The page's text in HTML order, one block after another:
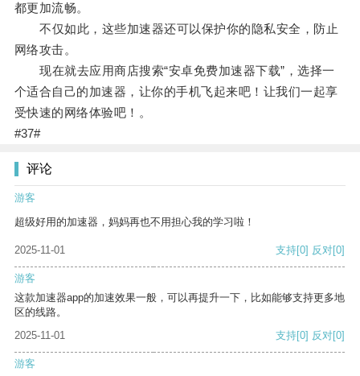
都更加流畅。
不仅如此，这些加速器还可以保护你的隐私安全，防止
网络攻击。
现在就去应用商店搜索“安卓免费加速器下载”，选择一
个适合自己的加速器，让你的手机飞起来吧！让我们一起享
受快速的网络体验吧！。
#37#
评论
游客
超级好用的加速器，妈妈再也不用担心我的学习啦！
2025-11-01 支持[0] 反对[0]
游客
这款加速器app的加速效果一般，可以再提升一下，比如能够支持更多地
区的线路。
2025-11-01
支持[0] 反对[0]
游客